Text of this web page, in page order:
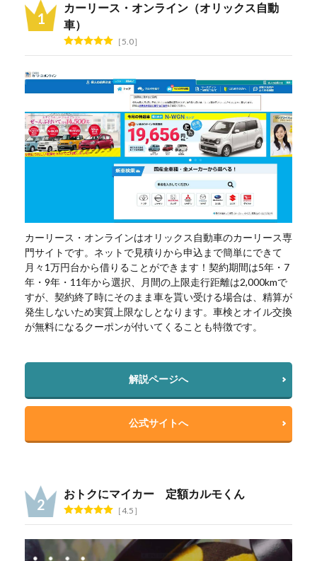
カーリース・オンライン（オリックス自動
車）
5.0
カーリース・オンラインはオリックス自動車のカーリース専
門サイトです。ネットで見積りから申込まで簡単にできて
月々1万円台から借りることができます！契約期間は5年・7
年・9年・11年から選択、月間の上限走行距離は2,000kmで
すが、契約終了時にそのまま車を貰い受ける場合は、精算が
発生しないため実質上限なしとなります。車検とオイル交換
が無料になるクーポンが付いてくることも特徴です。
解説ページへ
公式サイトへ
おトクにマイカー 定額カルモくん
4.5